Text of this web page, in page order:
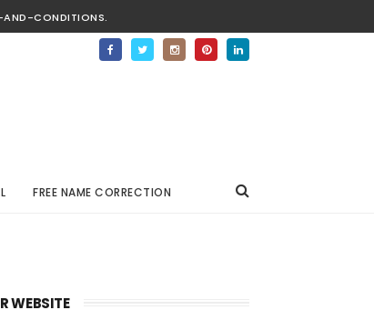
AND-CONDITIONS.
FREE NAME CORRECTION
WEBSITE